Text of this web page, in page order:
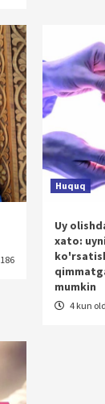
186
Huquq
Uy
xato:
mumkin
4 kun